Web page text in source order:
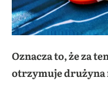
Oznacza to, że za
otrzymuje drużyna